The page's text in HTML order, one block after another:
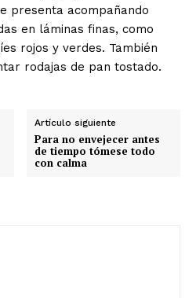
presenta acompañando
en láminas finas, como
rojos y verdes. También
rodajas de pan tostado.
Artículo siguiente
Para no envejecer antes
de tiempo tómese todo
con calma